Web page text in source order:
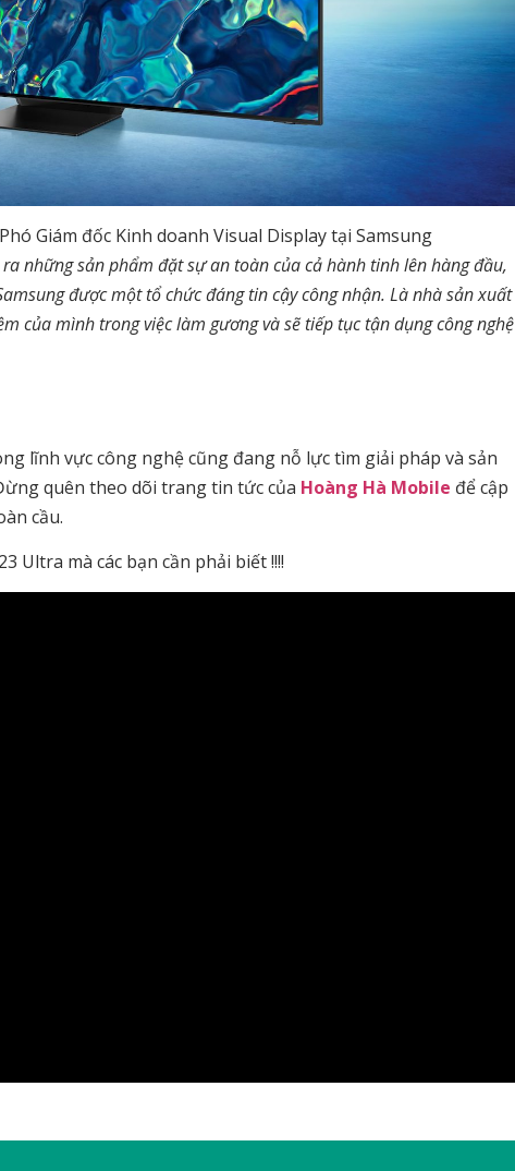
Giám đốc Kinh doanh Visual Display tại Samsung
những sản phẩm đặt sự an toàn của cả hành tinh lên hàng đầu,
được một tổ chức đáng tin cậy công nhận. Là nhà sản xuất
của mình trong việc làm gương và sẽ tiếp tục tận dụng công nghệ
lĩnh vực công nghệ cũng đang nỗ lực tìm giải pháp và sản
quên theo dõi trang tin tức của Hoàng Hà Mobile để cập
cầu.
Ultra mà các bạn cần phải biết !!!!